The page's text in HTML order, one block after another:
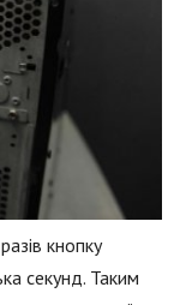
кнопку
секунд. Таким